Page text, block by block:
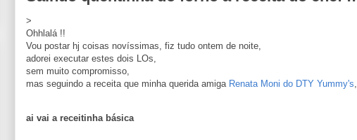
>
Ohhlalá !!
Vou postar hj coisas novíssimas, fiz tudo ontem de noite,
adorei executar estes dois LOs,
sem muito compromisso,
mas seguindo a receita que minha querida amiga Renata Moni do DTY Yummy's,
ai vai a receitinha básica